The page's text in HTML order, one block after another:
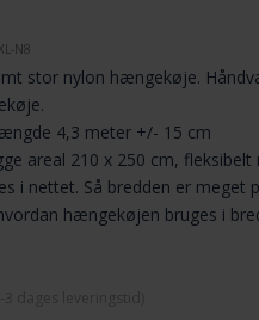
XL-N8
stor nylon hængekøje.
4,3 meter +/- 15 cm
areal 210 x 250 cm, fleksibelt
i nettet. Så bredden er meget
hængekøjen bruges i